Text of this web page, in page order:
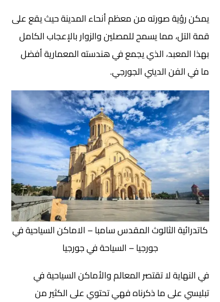
يمكن رؤية صورته من معظم أنحاء المدينة حيث يقع على
قمة التل، مما يسمح للمصلين والزوار بالإعجاب الكامل
بهذا المعبد، الذي يجمع في هندسته المعمارية أفضل
ما في الفن الديني الجورجي.
كاتدرائية الثالوث المقدس سامبا – الاماكن السياحية في
جورجيا – السياحة في جورجيا
في النهاية لا تقتصر المعالم والأماكن السياحية في
تبليسي على ما ذكرناه فهي تحتوي على الكثير من